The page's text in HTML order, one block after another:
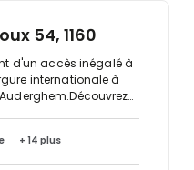
54, 1160
d'un accès inégalé à
internationale à
rang, Spaces
de travail
+ 14 plus